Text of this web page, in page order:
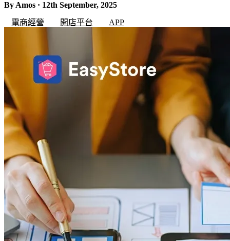
By Amos · 12th September, 2025
電商經營
開店平台 APP